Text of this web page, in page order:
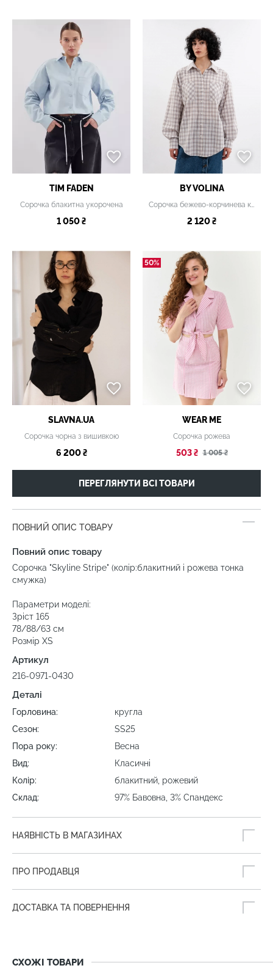
TIM FADEN
Сорочка блакитна укорочена
1 050 ₴
BY VOLINA
Сорочка бежево-корчинева картата
2 120 ₴
SLAVNA.UA
Сорочка чорна з вишивкою
6 200 ₴
50%
WEAR ME
Сорочка рожева
503 ₴ 1 005 ₴
ПЕРЕГЛЯНУТИ ВСІ ТОВАРИ
ПОВНИЙ ОПИС ТОВАРУ
Повний опис товару
Сорочка "Skyline Stripe" (колір:блакитний і рожева тонка
смужка)
Параметри моделі:
Зріст 165
78/88/63 см
Розмір ХS
Артикул
216-0971-0430
Деталі
Горловина:
кругла
Сезон:
SS25
Пора року:
Весна
Вид:
Класичні
Колір:
блакитний, рожевий
Склад:
97% Бавовна, 3% Спандекс
НАЯВНІСТЬ В МАГАЗИНАХ
ПРО ПРОДАВЦЯ
ДОСТАВКА ТА ПОВЕРНЕННЯ
СХОЖІ ТОВАРИ